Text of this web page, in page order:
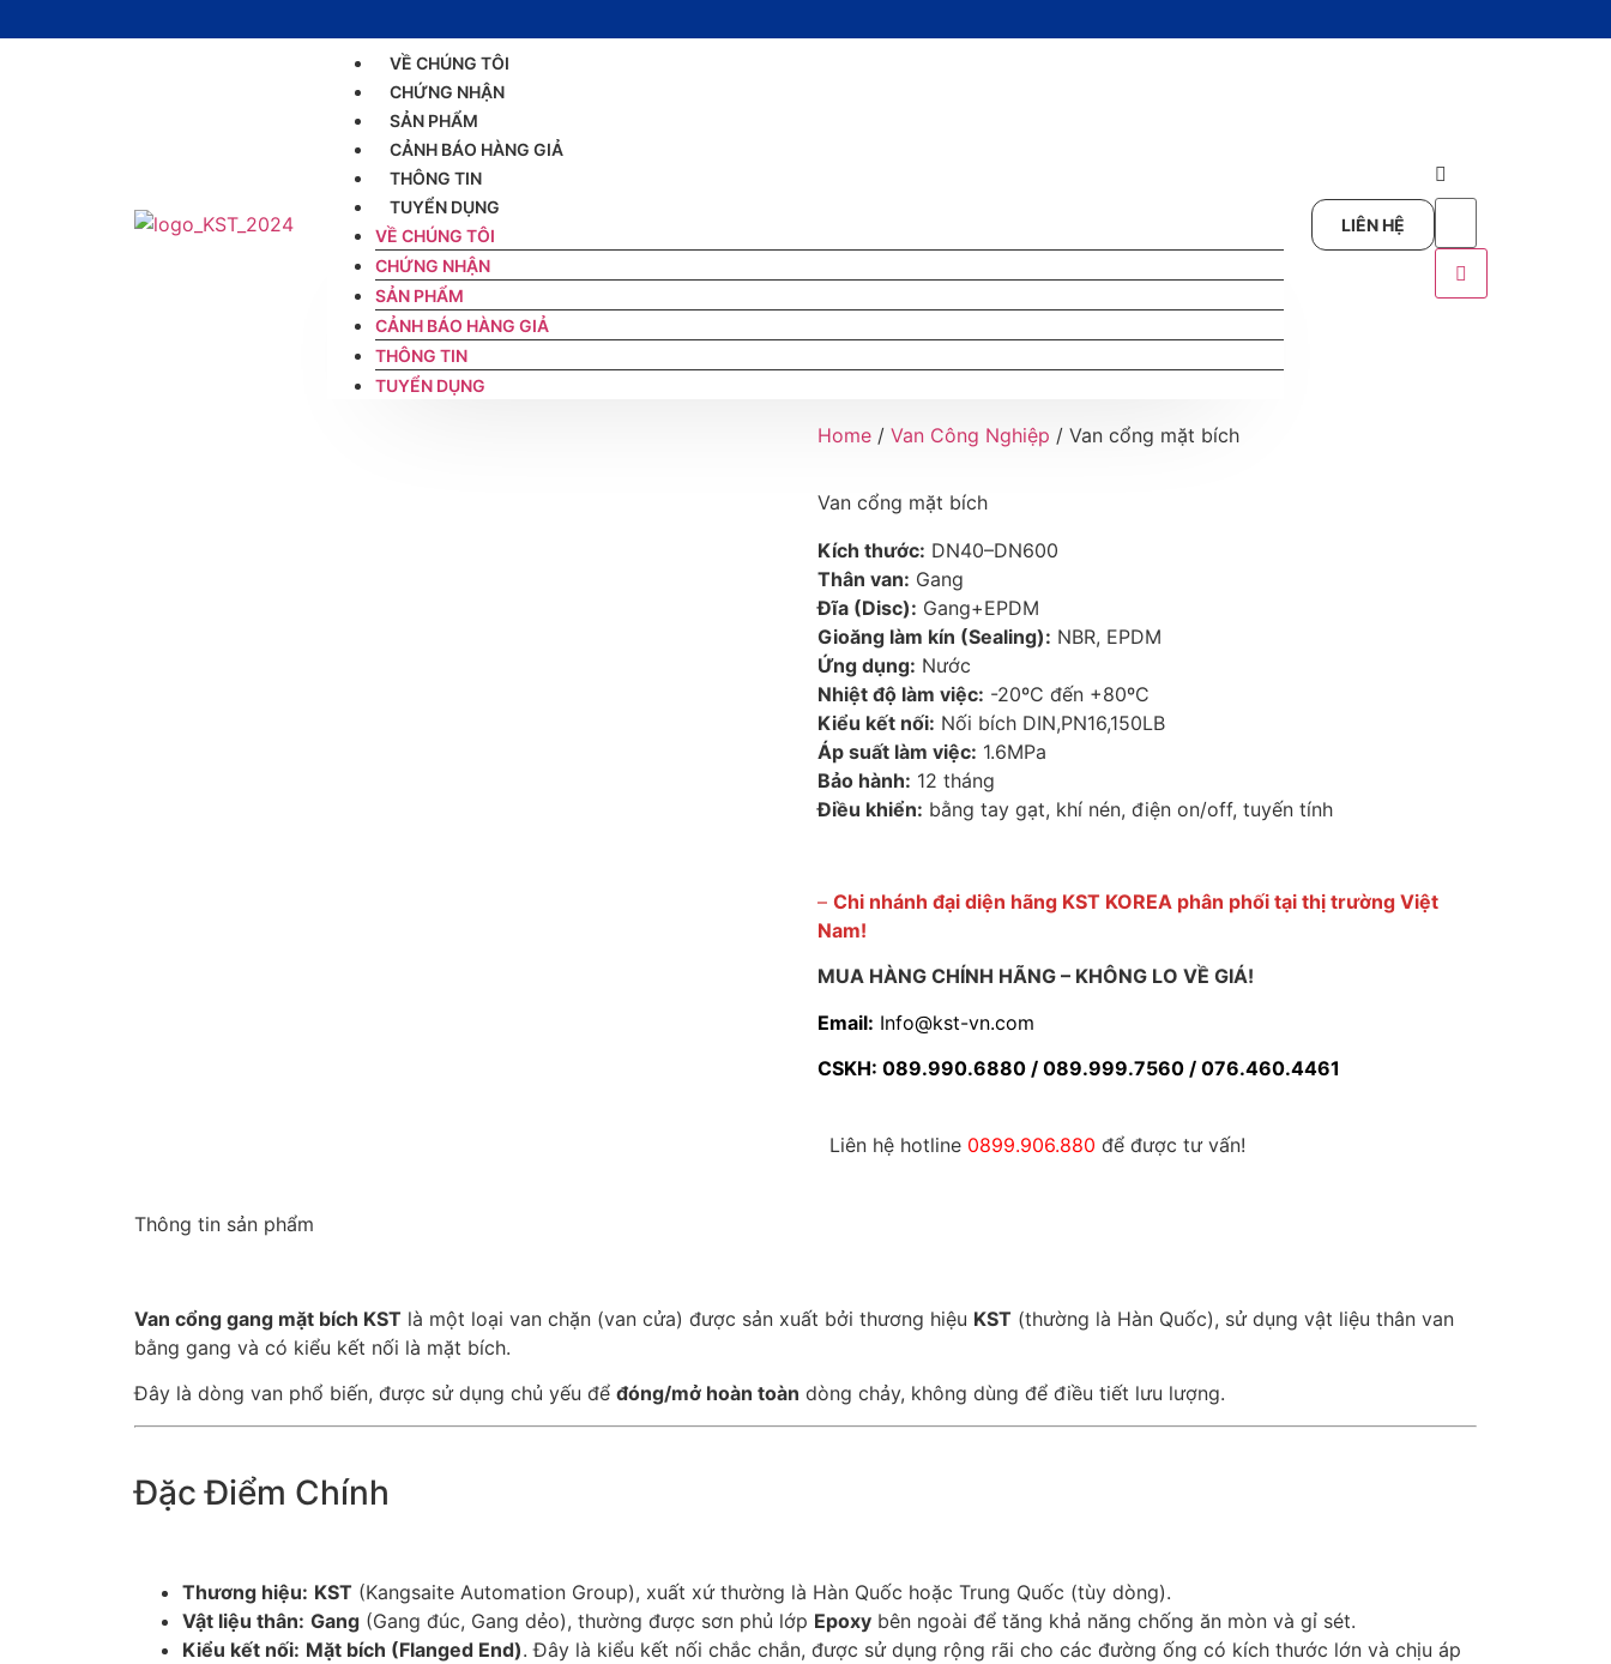
VỀ CHÚNG TÔI
CHỨNG NHẬN
SẢN PHẨM
CẢNH BÁO HÀNG GIẢ
THÔNG TIN
TUYỂN DỤNG
VỀ CHÚNG TÔI
CHỨNG NHẬN
SẢN PHẨM
CẢNH BÁO HÀNG GIẢ
THÔNG TIN
TUYỂN DỤNG
LIÊN HỆ
Home / Van Công Nghiệp / Van cổng mặt bích
Van cổng mặt bích
Kích thước: DN40–DN600
Thân van: Gang
Đĩa (Disc): Gang+EPDM
Gioăng làm kín (Sealing): NBR, EPDM
Ứng dụng: Nước
Nhiệt độ làm việc: -20ºC đến +80ºC
Kiểu kết nối: Nối bích DIN,PN16,150LB
Áp suất làm việc: 1.6MPa
Bảo hành: 12 tháng
Điều khiển: bằng tay gạt, khí nén, điện on/off, tuyến tính
– Chi nhánh đại diện hãng KST KOREA phân phối tại thị trường Việt
Nam!
MUA HÀNG CHÍNH HÃNG – KHÔNG LO VỀ GIÁ!
Email: Info@kst-vn.com
CSKH: 089.990.6880 / 089.999.7560 / 076.460.4461
Liên hệ hotline 0899.906.880 để được tư vấn!
Thông tin sản phẩm
Van cổng gang mặt bích KST là một loại van chặn (van cửa) được sản xuất bởi thương hiệu KST (thường là Hàn Quốc), sử dụng vật liệu thân van
bằng gang và có kiểu kết nối là mặt bích.
Đây là dòng van phổ biến, được sử dụng chủ yếu để đóng/mở hoàn toàn dòng chảy, không dùng để điều tiết lưu lượng.
Đặc Điểm Chính
Thương hiệu: KST (Kangsaite Automation Group), xuất xứ thường là Hàn Quốc hoặc Trung Quốc (tùy dòng).
Vật liệu thân: Gang (Gang đúc, Gang dẻo), thường được sơn phủ lớp Epoxy bên ngoài để tăng khả năng chống ăn mòn và gỉ sét.
Kiểu kết nối: Mặt bích (Flanged End). Đây là kiểu kết nối chắc chắn, được sử dụng rộng rãi cho các đường ống có kích thước lớn và chịu áp